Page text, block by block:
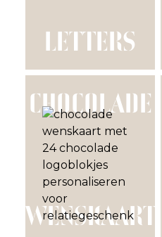
LETTERS
CHOCOLADE
WENSKAART